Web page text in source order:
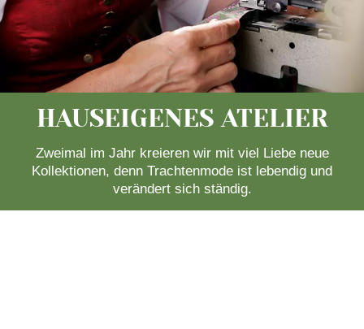
HAUSEIGENES ATELIER
Zweimal im Jahr kreieren wir mit viel Liebe neue
Kollektionen, denn Trachtenmode ist lebendig und
verändert sich ständig.